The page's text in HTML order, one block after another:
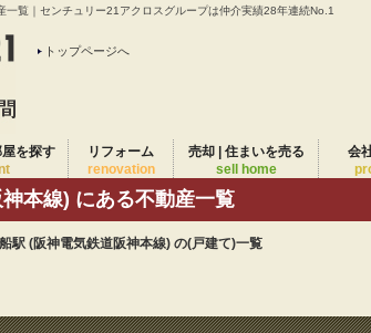
一覧｜センチュリー21アクロスグループは仲介実績28年連続No.1
トップページへ
を探す
リフォーム
renovation
売却 | 住まいを売る
sell home
会
本線) にある不動産一覧
駅 (阪神電気鉄道阪神本線) の(戸建て)一覧